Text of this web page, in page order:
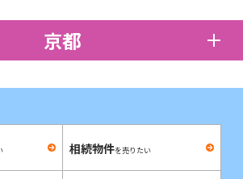
京都
相続物件を売りたい